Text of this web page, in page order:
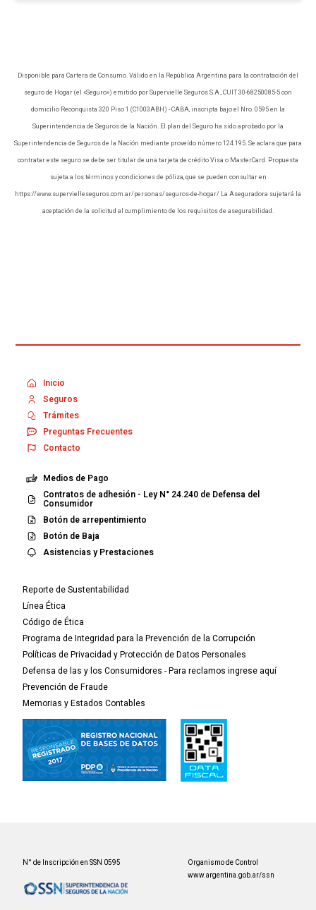
Disponible para Cartera de Consumo. Válido en la República Argentina para la contratación del
seguro de Hogar (el «Seguro») emitido por Supervielle Seguros S.A., CUIT 30-68250085-5 con
domicilio Reconquista 320 Piso 1 (C1003ABH) - CABA, inscripta bajo el Nro. 0595 en la
Superintendencia de Seguros de la Nación. El plan del Seguro ha sido aprobado por la
Superintendencia de Seguros de la Nación mediante proveído número 124.195. Se aclara que para
contratar este seguro se debe ser titular de una tarjeta de crédito Visa o MasterCard. Propuesta
sujeta a los términos y condiciones de póliza, que se pueden consultar en
https://www.supervielleseguros.com.ar/personas/seguros-de-hogar/ La Aseguradora sujetará la
aceptación de la solicitud al cumplimiento de los requisitos de asegurabilidad.
Inicio
Seguros
Trámites
Preguntas Frecuentes
Contacto
Medios de Pago
Contratos de adhesión - Ley N° 24.240 de Defensa del
Consumidor
Botón de arrepentimiento
Botón de Baja
Asistencias y Prestaciones
Reporte de Sustentabilidad
Línea Ética
Código de Ética
Programa de Integridad para la Prevención de la Corrupción
Políticas de Privacidad y Protección de Datos Personales
Defensa de las y los Consumidores - Para reclamos ingrese aquí
Prevención de Fraude
Memorias y Estados Contables
N° de Inscripción en SSN 0595
Organismo de Control
www.argentina.gob.ar/ssn